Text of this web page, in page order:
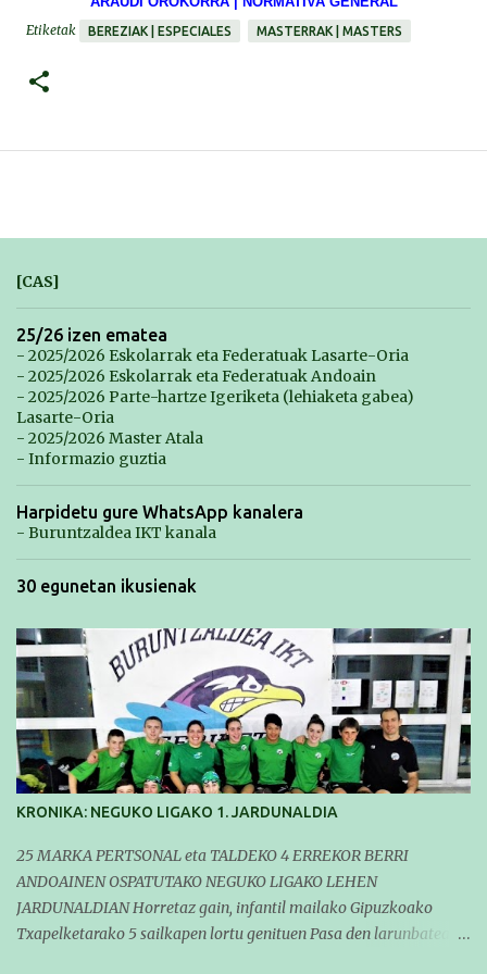
Etiketak
BEREZIAK | ESPECIALES MASTERRAK | MASTERS
[CAS]
25/26 izen ematea
- 2025/2026 Eskolarrak eta Federatuak Lasarte-Oria
- 2025/2026 Eskolarrak eta Federatuak Andoain
- 2025/2026 Parte-hartze Igeriketa (lehiaketa gabea)
Lasarte-Oria
- 2025/2026 Master Atala
- Informazio guztia
Harpidetu gure WhatsApp kanalera
- Buruntzaldea IKT kanala
30 egunetan ikusienak
KRONIKA: NEGUKO LIGAKO 1. JARDUNALDIA
25 MARKA PERTSONAL eta TALDEKO 4 ERREKOR BERRI
ANDOAINEN OSPATUTAKO NEGUKO LIGAKO LEHEN
JARDUNALDIAN Horretaz gain, infantil mailako Gipuzkoako
Txapelketarako 5 sailkapen lortu genituen Pasa den larunbatean